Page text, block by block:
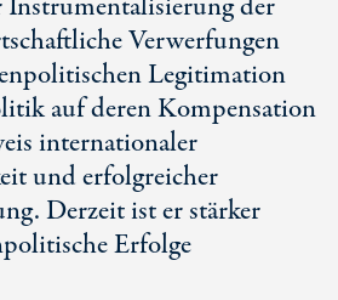
Verwerfungen
Legitimation
auf deren Kompensation
internationaler
und erfolgreicher
Derzeit ist er stärker
Erfolge